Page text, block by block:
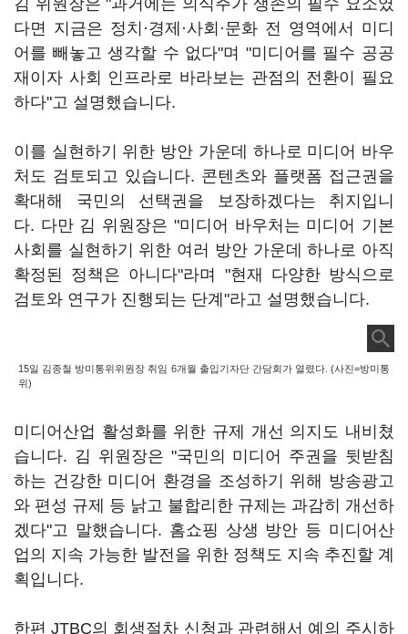
김 위원장은 "과거에는 의식주가 생존의 필수 요소였
다면 지금은 정치·경제·사회·문화 전 영역에서 미디
어를 빼놓고 생각할 수 없다"며 "미디어를 필수 공공
재이자 사회 인프라로 바라보는 관점의 전환이 필요
하다"고 설명했습니다.
이를 실현하기 위한 방안 가운데 하나로 미디어 바우
처도 검토되고 있습니다. 콘텐츠와 플랫폼 접근권을
확대해 국민의 선택권을 보장하겠다는 취지입니
다. 다만 김 위원장은 "미디어 바우처는 미디어 기본
사회를 실현하기 위한 여러 방안 가운데 하나로 아직
확정된 정책은 아니다"라며 "현재 다양한 방식으로
검토와 연구가 진행되는 단계"라고 설명했습니다.
15일 김종철 방미통위위원장 취임 6개월 출입기자단 간담회가 열렸다. (사진=방미통
위)
미디어산업 활성화를 위한 규제 개선 의지도 내비쳤
습니다. 김 위원장은 "국민의 미디어 주권을 뒷받침
하는 건강한 미디어 환경을 조성하기 위해 방송광고
와 편성 규제 등 낡고 불합리한 규제는 과감히 개선하
겠다"고 말했습니다. 홈쇼핑 상생 방안 등 미디어산
업의 지속 가능한 발전을 위한 정책도 지속 추진할 계
획입니다.
한편 JTBC의 회생절차 신청과 관련해서 예의 주시하